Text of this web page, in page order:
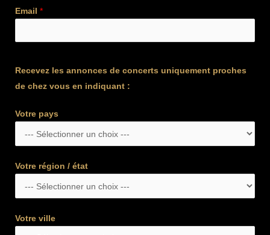
Email *
Recevez les annonces de concerts uniquement proches
de chez vous en indiquant :
Votre pays
Votre région / état
Votre ville